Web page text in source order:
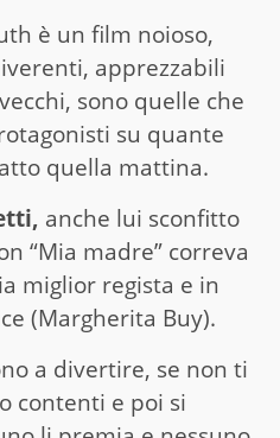
è un film noioso,
apprezzabili
sono quelle che
su quante
quella mattina.
anche lui sconfitto
“Mia madre” correva
miglior regista e in
(Margherita Buy).
a divertire, se non ti
contenti e poi si